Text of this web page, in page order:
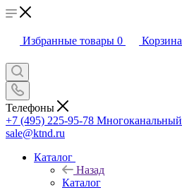
Избранные товары 0 Корзина
Телефоны
+7 (495) 225-95-78 Многоканальный
sale@ktnd.ru
Каталог
Назад
Каталог